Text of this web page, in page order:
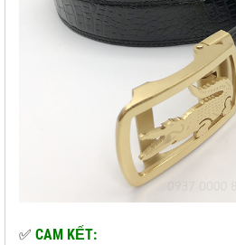
✅ CAM KẾT: